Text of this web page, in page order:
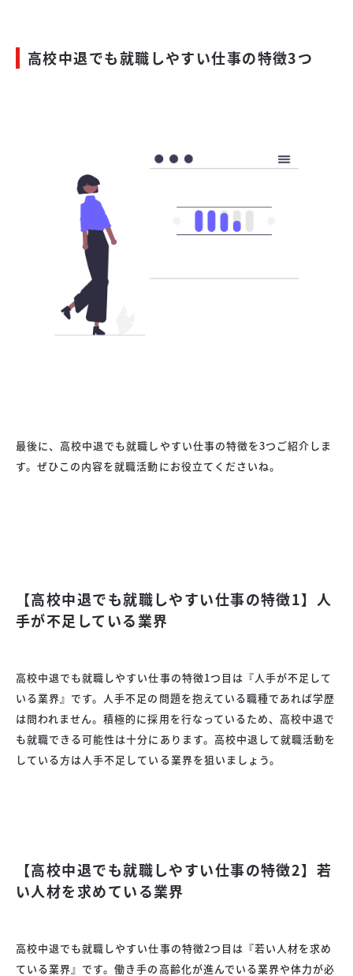
高校中退でも就職しやすい仕事の特徴3つ
最後に、高校中退でも就職しやすい仕事の特徴を3つご紹介しま
す。ぜひこの内容を就職活動にお役立てくださいね。
【高校中退でも就職しやすい仕事の特徴1】人
手が不足している業界
高校中退でも就職しやすい仕事の特徴1つ目は『人手が不足して
いる業界』です。人手不足の問題を抱えている職種であれば学歴
は問われません。積極的に採用を行なっているため、高校中退で
も就職できる可能性は十分にあります。高校中退して就職活動を
している方は人手不足している業界を狙いましょう。
【高校中退でも就職しやすい仕事の特徴2】若
い人材を求めている業界
高校中退でも就職しやすい仕事の特徴2つ目は『若い人材を求め
ている業界』です。働き手の高齢化が進んでいる業界や体力が必